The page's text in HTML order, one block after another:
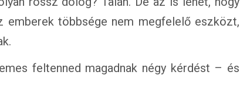
emberek többsége nem megfelelő eszközt,
feltenned magadnak négy kérdést – és